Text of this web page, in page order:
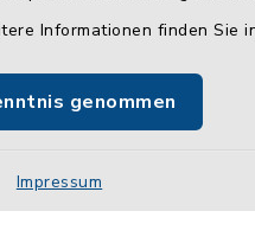
Informationen finden Sie
genommen
Impressum
online Ihren
Jetzt Termin